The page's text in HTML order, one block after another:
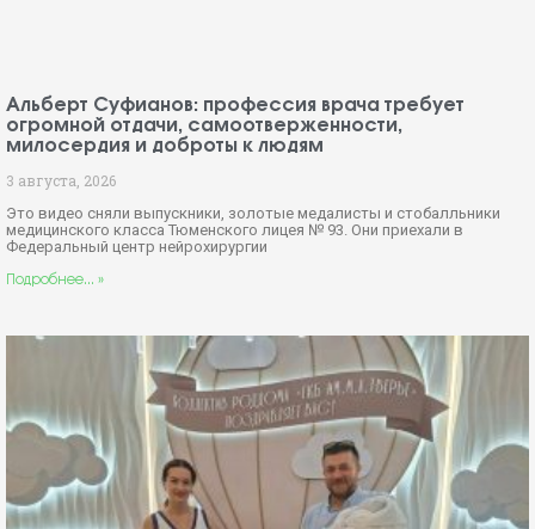
Альберт Суфианов: профессия врача требует
огромной отдачи, самоотверженности,
милосердия и доброты к людям
3 августа, 2026
Это видео сняли выпускники, золотые медалисты и стобалльники
медицинского класса Тюменского лицея № 93. Они приехали в
Федеральный центр нейрохирургии
Подробнее... »